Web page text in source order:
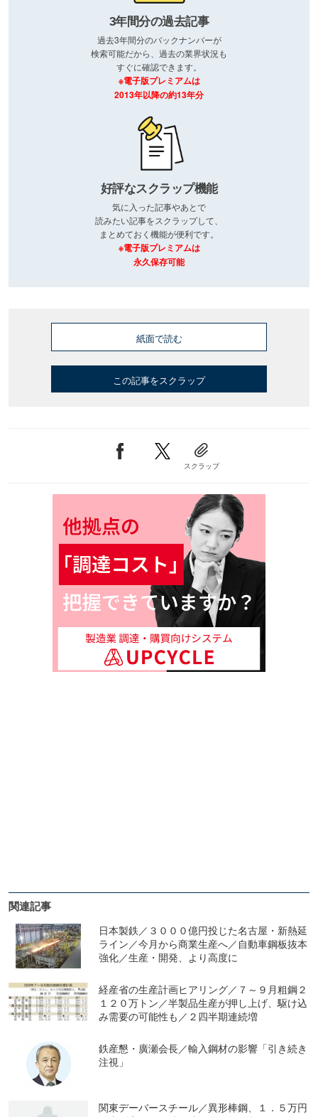
3年間分の過去記事
過去3年間分のバックナンバーが
検索可能だから、過去の業界状況も
すぐに確認できます。
※電子版プレミアムは
2013年以降の約13年分
好評なスクラップ機能
気に入った記事やあとで
読みたい記事をスクラップして、
まとめておく機能が便利です。
※電子版プレミアムは
永久保存可能
紙面で読む
この記事をスクラップ
スクラップ
関連記事
日本製鉄／３０００億円投じた名古屋・新熱延
ライン／今月から商業生産へ／自動車鋼板抜本
強化／生産・開発、より高度に
経産省の生産計画ヒアリング／７～９月粗鋼２
１２０万トン／半製品生産が押し上げ、駆け込
み需要の可能性も／２四半期連続増
鉄産懇・廣瀬会長／輸入鋼材の影響「引き続き
注視」
関東デーバースチール／異形棒鋼、１．５万円